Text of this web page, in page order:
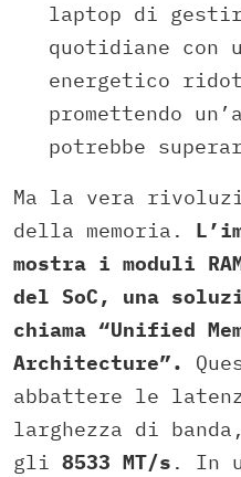
laptop di
quotidiane con
energetico
promettendo
potrebbe
Ma la vera
della memoria.
mostra i moduli
del SoC, una
chiama “Unified
Architecture”.
abbattere le
larghezza di
gli 8533 MT/s . In